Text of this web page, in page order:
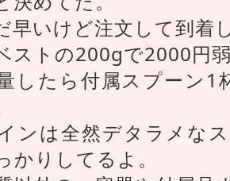
早いけど注文して到着
ストの200gで2000円
したら付属スプーン1
ンは全然デタラメな
かりしてるよ。